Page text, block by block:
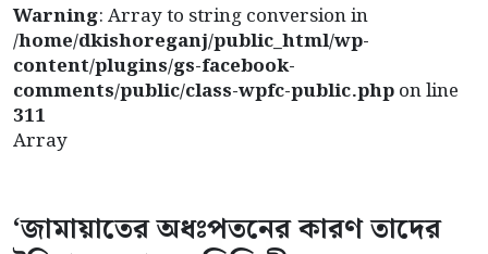
Warning: Array to string conversion in
/home/dkishoreganj/public_html/wp-
content/plugins/gs-facebook-
comments/public/class-wpfc-public.phpon line
311
Array
‘জামায়াতের অধঃপতনের কারণ তাদের